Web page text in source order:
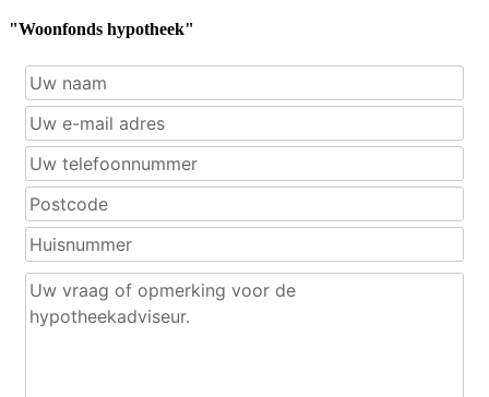
"Woonfonds hypotheek"